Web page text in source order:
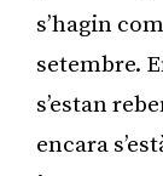
s’hagin
setembre.
s’estan
encara